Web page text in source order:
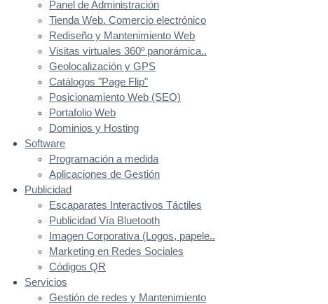
Panel de Administración
Tienda Web. Comercio electrónico
Rediseño y Mantenimiento Web
Visitas virtuales 360º panorámica..
Geolocalización y GPS
Catálogos "Page Flip"
Posicionamiento Web (SEO)
Portafolio Web
Dominios y Hosting
Software
Programación a medida
Aplicaciones de Gestión
Publicidad
Escaparates Interactivos Táctiles
Publicidad Vía Bluetooth
Imagen Corporativa (Logos, papele..
Marketing en Redes Sociales
Códigos QR
Servicios
Gestión de redes y Mantenimiento